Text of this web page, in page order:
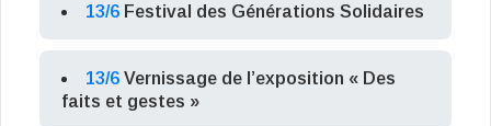
13/6 Festival des Générations Solidaires
13/6 Vernissage de l’exposition « Des
faits et gestes »